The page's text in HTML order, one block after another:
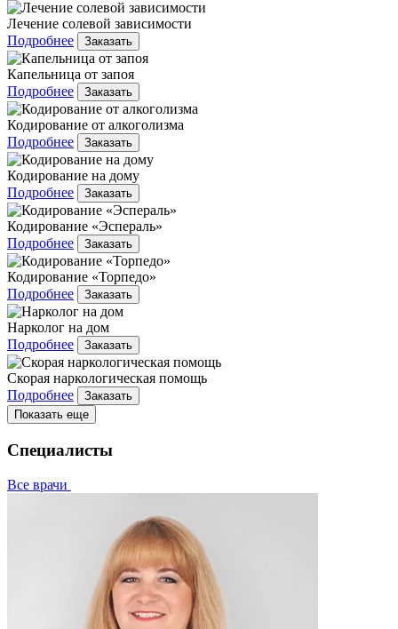
Лечение солевой зависимости
Подробнее
Заказать
Капельница от запоя
Подробнее
Заказать
Кодирование от алкоголизма
Подробнее
Заказать
Кодирование на дому
Подробнее
Заказать
Кодирование «Эспераль»
Подробнее
Заказать
Кодирование «Торпедо»
Подробнее
Заказать
Нарколог на дом
Подробнее
Заказать
Скорая наркологическая помощь
Подробнее
Заказать
Показать еще
Специалисты
Все врачи